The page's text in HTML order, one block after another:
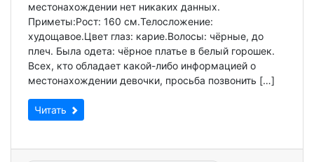
местонахождении нет никаких данных.
Приметы:Рост: 160 см.Телосложение:
xудощавое.Цвет глаз: карие.Волосы: чёрные, до
плеч. Была одета: чёрное платье в белый горошек.
Всех, кто обладает какой-либо информацией о
местонахождении девочки, просьба позвонить […]
Читать